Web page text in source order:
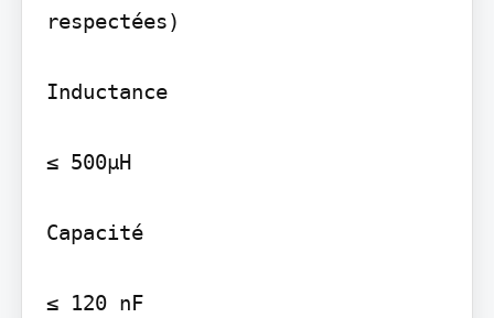
respectées)
Inductance
≤ 500µH
Capacité
≤ 120 nF